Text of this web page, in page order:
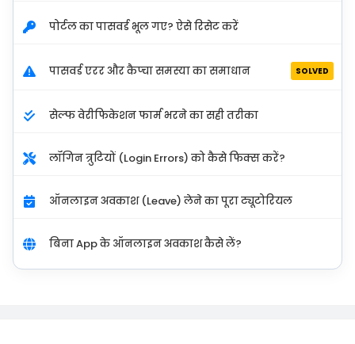
पोर्टल का पासवर्ड भूल गए? ऐसे रिसेट करें
पासवर्ड एरर और कैप्चा समस्या का समाधान SOLVED
सेल्फ वेरीफिकेशन फार्म भरने का सही तरीका
लॉगिन त्रुटियों (Login Errors) को कैसे फिक्स करें?
ऑनलाइन अवकाश (Leave) लेने का पूरा ट्यूटोरियल
बिना App के ऑनलाइन अवकाश कैसे लें?